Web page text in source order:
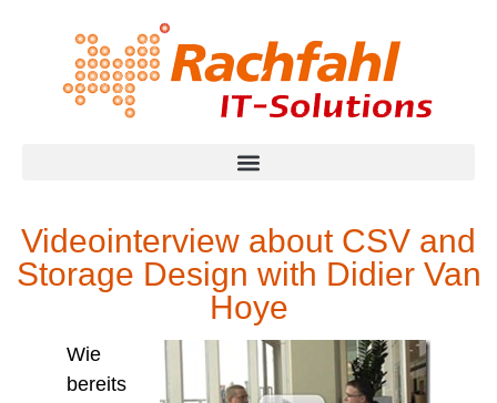
Videointerview about CSV and
Storage Design with Didier Van
Hoye
Wie
bereits